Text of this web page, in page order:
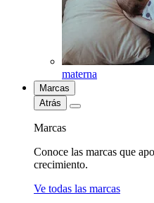
materna
Marcas
Atrás
Marcas
Conoce las marcas que
crecimiento.
Ve todas las marcas